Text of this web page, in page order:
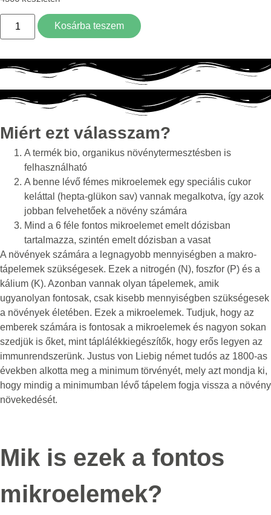
Kosárba teszem
Miért ezt válasszam?
A termék bio, organikus növénytermesztésben is
felhasználható
A benne lévő fémes mikroelemek egy speciális cukor
keláttal (hepta-glükon sav) vannak megalkotva, így azok
jobban felvehetőek a növény számára
Mind a 6 féle fontos mikroelemet emelt dózisban
tartalmazza, szintén emelt dózisban a vasat
A növények számára a legnagyobb mennyiségben a makro-
tápelemek szükségesek. Ezek a nitrogén (N), foszfor (P) és a
kálium (K). Azonban vannak olyan tápelemek, amik
ugyanolyan fontosak, csak kisebb mennyiségben szükségesek
a növények életében. Ezek a mikroelemek. Tudjuk, hogy az
emberek számára is fontosak a mikroelemek és nagyon sokan
szedjük is őket, mint táplálékkiegészítők, hogy erős legyen az
immunrendszerünk. Justus von Liebig német tudós az 1800-as
években alkotta meg a minimum törvényét, mely azt mondja ki,
hogy mindig a minimumban lévő tápelem fogja vissza a növény
növekedését.
Mik is ezek a fontos
mikroelemek?